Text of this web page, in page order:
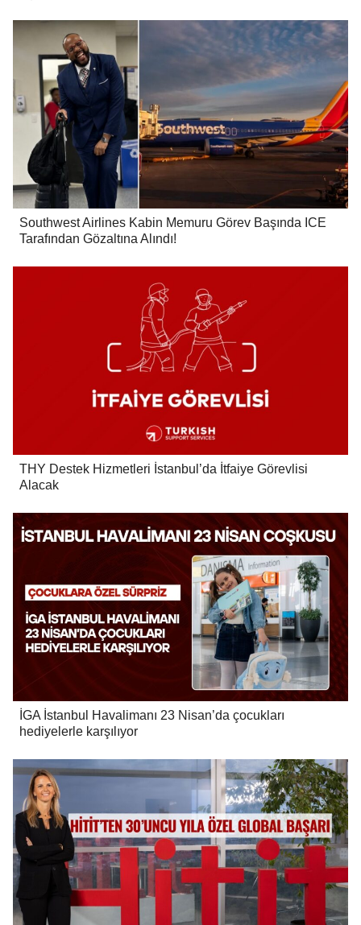
Southwest Airlines Kabin Memuru Görev Başında ICE
Tarafından Gözaltına Alındı!
THY Destek Hizmetleri İstanbul’da İtfaiye Görevlisi
Alacak
İGA İstanbul Havalimanı 23 Nisan’da çocukları
hediyelerle karşılıyor